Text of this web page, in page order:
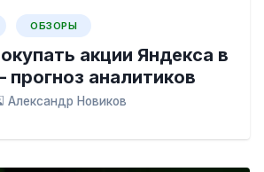
ОБЗОРЫ
акции Яндекса в
прогноз аналитиков
Александр Новиков